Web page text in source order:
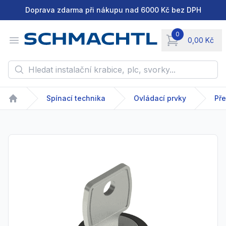
Doprava zdarma při nákupu nad 6000 Kč bez DPH
Open menu
0
0,00 Kč
items in cart,
Hledat instalační krabice, plc, svorky...
Home
Spínací technika Ovládací prvky